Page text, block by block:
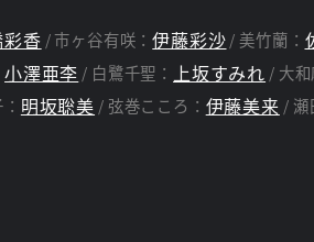
香 市ヶ谷有咲：伊藤彩沙 美竹蘭：
小澤亜李 白鷺千聖： 上坂すみれ 大和
明坂聡美 弦巻こころ： 伊藤美来 瀬